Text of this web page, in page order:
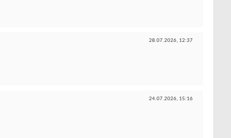
28.07.2026, 12:37
24.07.2026, 15:16